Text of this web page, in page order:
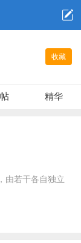
收藏
精华
由若干各自独立